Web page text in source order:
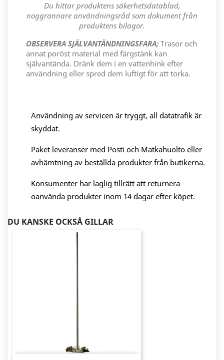
Du hittar produktens säkerhetsdatablad,
noggrannare användningsråd som dokument från
produktens bilagor.
OBSERVERA SJÄLVANTÄNDNINGSFARA; Trasor och
annat poröst material med färgstänk kan
självantända. Dränk dem i en vattenhink efter
användning eller spred dem luftigt för att torka.
Användning av servicen är tryggt, all datatrafik är
skyddat.
Paket leveranser med Posti och Matkahuolto eller
avhämtning av beställda produkter från butikerna.
Konsumenter har laglig tillrätt att returnera
oanvända produkter inom 14 dagar efter köpet.
DU KANSKE OCKSÅ GILLAR